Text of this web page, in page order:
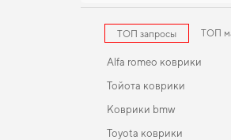
ТОП запросы ТОП
Alfa romeo коврики
Тойота коврики
Коврики bmw
Toyota коврики